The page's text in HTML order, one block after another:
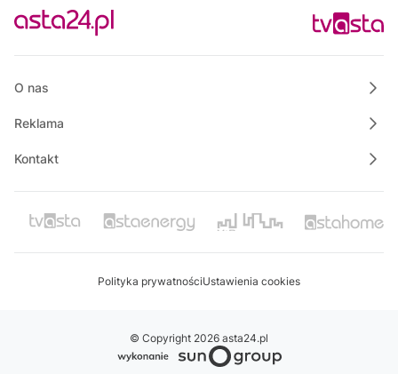
O nas
Reklama
Kontakt
Polityka prywatnościUstawienia cookies
© Copyright 2026 asta24.pl